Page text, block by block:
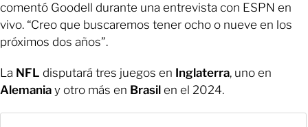
comentó Goodell durante una entrevista con ESPN en
vivo. “Creo que buscaremos tener ocho o nueve en los
próximos dos años”.
La NFL disputará tres juegos en Inglaterra, uno en
Alemania y otro más en Brasil en el 2024.